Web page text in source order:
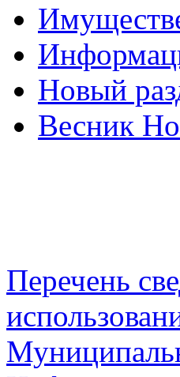
Новый
Весник
Перечень